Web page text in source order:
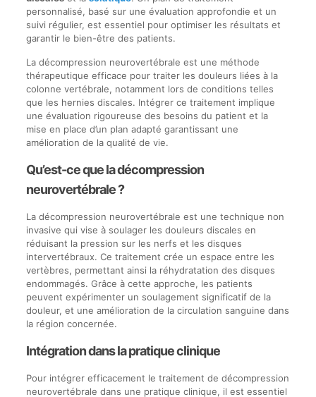
personnalisé, basé sur une évaluation approfondie et un
suivi régulier, est essentiel pour optimiser les résultats et
garantir le bien-être des patients.
La décompression neurovertébrale est une méthode
thérapeutique efficace pour traiter les douleurs liées à la
colonne vertébrale, notamment lors de conditions telles
que les hernies discales. Intégrer ce traitement implique
une évaluation rigoureuse des besoins du patient et la
mise en place d’un plan adapté garantissant une
amélioration de la qualité de vie.
Qu’est-ce que la décompression
neurovertébrale ?
La décompression neurovertébrale est une technique non
invasive qui vise à soulager les douleurs discales en
réduisant la pression sur les nerfs et les disques
intervertébraux. Ce traitement crée un espace entre les
vertèbres, permettant ainsi la réhydratation des disques
endommagés. Grâce à cette approche, les patients
peuvent expérimenter un soulagement significatif de la
douleur, et une amélioration de la circulation sanguine dans
la région concernée.
Intégration dans la pratique clinique
Pour intégrer efficacement le traitement de décompression
neurovertébrale dans une pratique clinique, il est essentiel